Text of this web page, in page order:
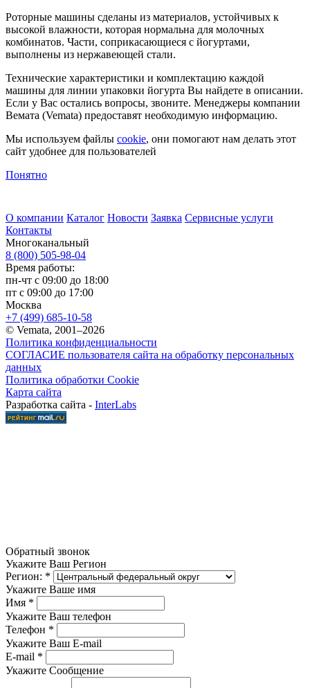
Роторные машины сделаны из материалов, устойчивых к
высокой влажности, которая нормальна для молочных
комбинатов. Части, соприкасающиеся с йогуртами,
выполнены из нержавеющей стали.
Технические характеристики и комплектацию каждой
машины для линии упаковки йогурта Вы найдете в описании.
Если у Вас остались вопросы, звоните. Менеджеры компании
Вемата (Vemata) предоставят необходимую информацию.
Мы используем файлы cookie, они помогают нам делать этот
сайт удобнее для пользователей
Понятно
О компании Каталог Новости Заявка Сервисные услуги
Контакты
Многоканальный
8 (800) 505-98-04
Время работы:
пн-чт с 09:00 до 18:00
пт с 09:00 до 17:00
Москва
+7 (499) 685-10-58
© Vemata, 2001–2026
Политика конфиденциальности
СОГЛАСИЕ пользователя сайта на обработку персональных
данных
Политика обработки Cookie
Карта сайта
Разработка сайта - InterLabs
Обратный звонок
Укажите Ваш Регион
Регион: *
Укажите Ваше имя
Имя *
Укажите Ваш телефон
Телефон *
Укажите Ваш E-mail
E-mail *
Укажите Сообщение